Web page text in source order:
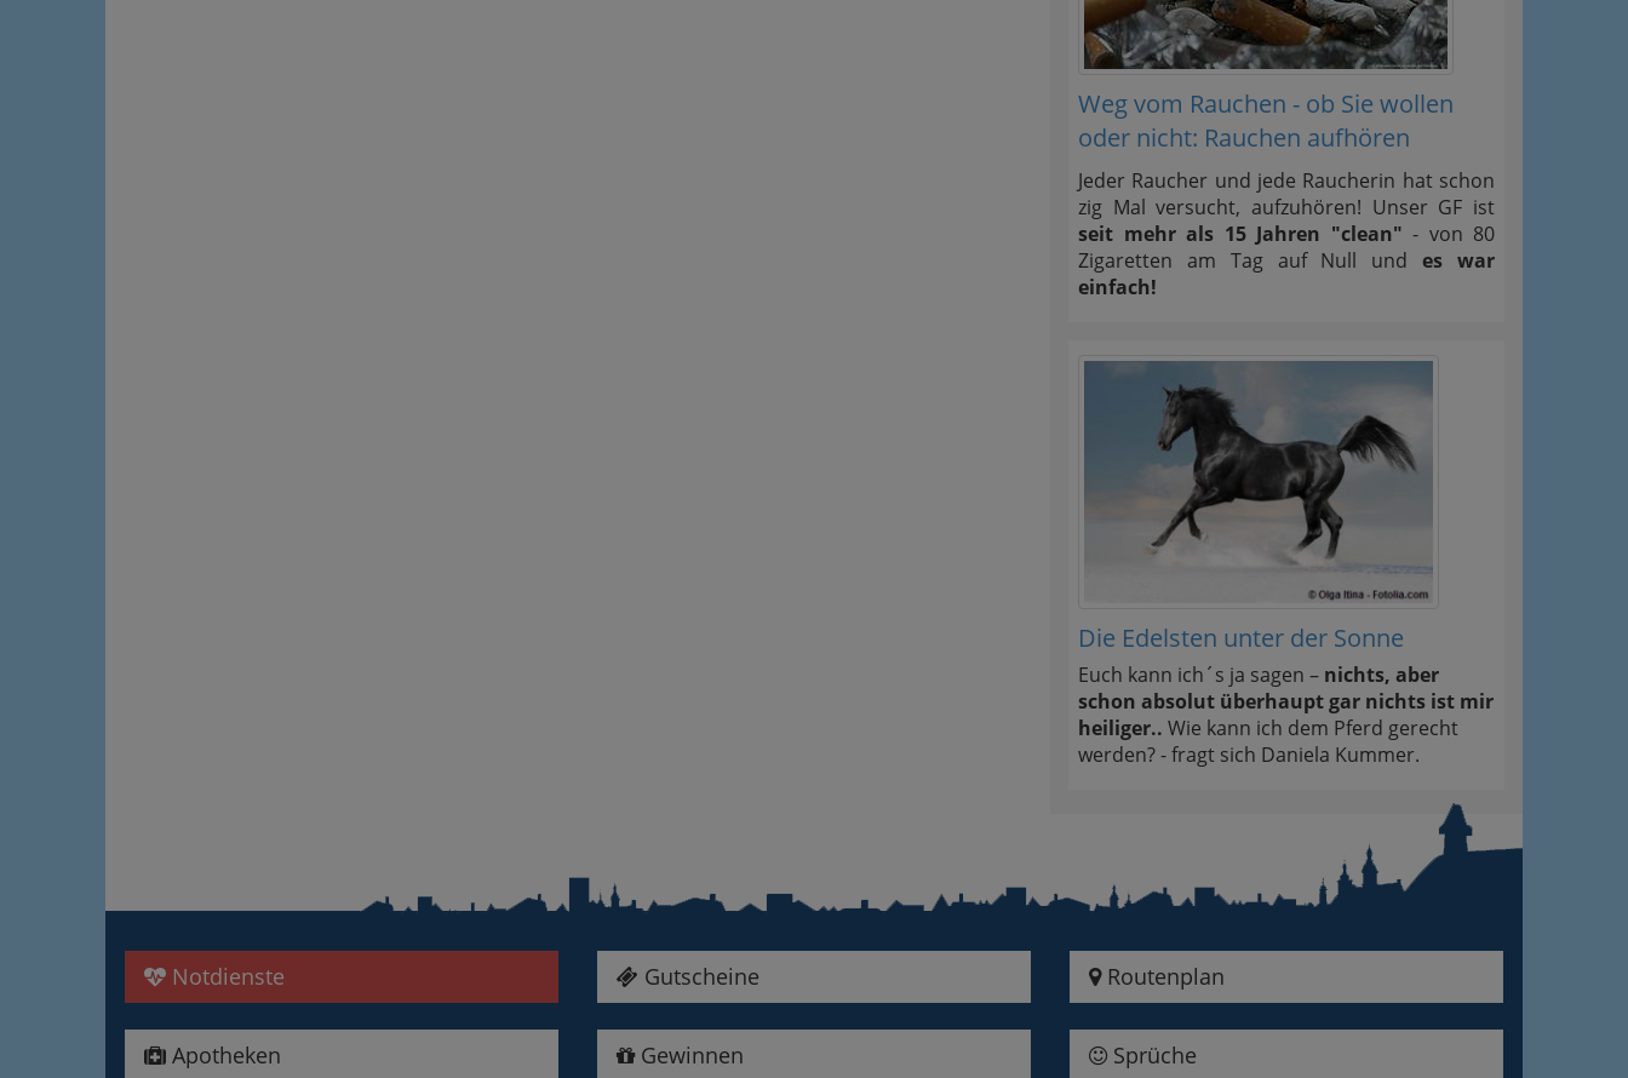
Weg vom Rauchen - ob Sie wollen
oder nicht: Rauchen aufhören
Jeder Raucher und jede Raucherin hat schon
zig Mal versucht, aufzuhören! Unser GF ist
seit mehr als 15 Jahren "clean" - von 80
Zigaretten am Tag auf Null undes war
einfach!
Die Edelsten unter der Sonne
Euch kann ich´s ja sagen – nichts, aber
schon absolut überhaupt gar nichts ist mir
heiliger.. Wie kann ich dem Pferd gerecht
werden? - fragt sich Daniela Kummer.
Notdienste
Apotheken
Gutscheine
Gewinnen
Routenplan
Sprüche